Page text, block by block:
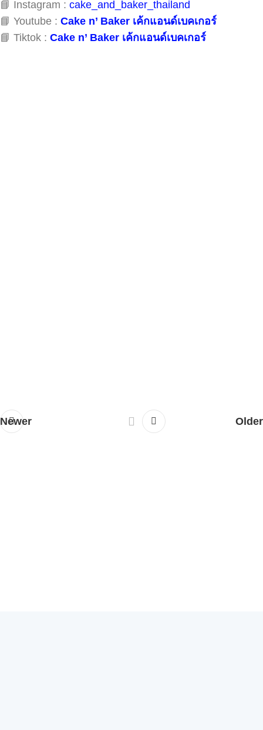
📘 Instagram : cake_and_baker_thailand
📘 Youtube : Cake n’ Baker เค้กแอนด์เบคเกอร์
📘 Tiktok : Cake n’ Baker เค้กแอนด์เบคเกอร์
Newer Older